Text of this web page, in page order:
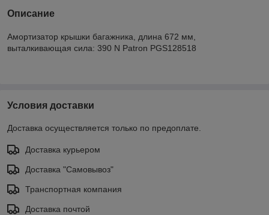
Описание
Амортизатор крышки багажника, длина 672 мм,
выталкивающая сила: 390 N Patron PGS128518
Условия доставки
Доставка осуществляется только по предоплате.
Доставка курьером
Доставка "Самовывоз"
Транспортная компания
Доставка почтой